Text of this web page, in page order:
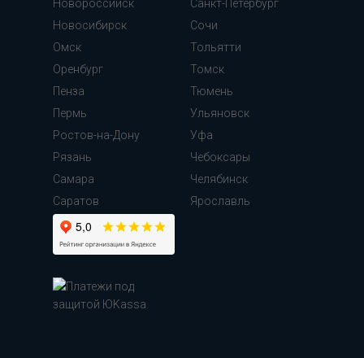
Новороссийск
Новосибирск
Омск
Оренбург
Пенза
Пермь
Ростов-на-Дону
Рязань
Самара
Cаратов
Санкт-Петербург
Сочи
Тольятти
Томск
Тюмень
Ульяновск
Уфа
Чебоксары
Челябинск
Ярославль